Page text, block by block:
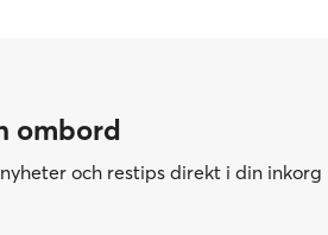
ombord
och restips direkt i din inkorg